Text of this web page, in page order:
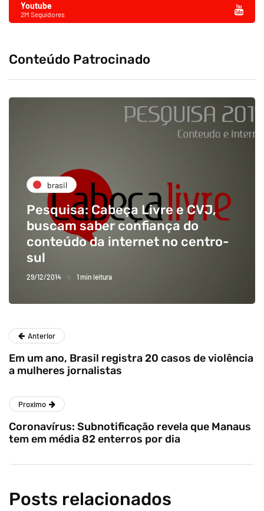
Youtube
2M Seguidores
Conteúdo Patrocinado
brasil
Pesquisa: Cabeça Livre e CVJ,
buscam saber confiança do
conteúdo da internet no centro-
sul
29/12/2014 1 min leitura
Anterior
Em um ano, Brasil registra 20 casos de violência
a mulheres jornalistas
Proximo
Coronavírus: Subnotificação revela que Manaus
tem em média 82 enterros por dia
Posts relacionados